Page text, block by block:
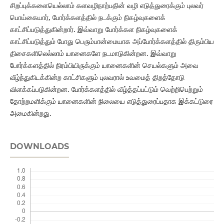
சிறப்புக்களையெல்லாம் களவழிநாற்பதின் வழி எடுத்துரைக்கும் புலவர்
பொய்கையார், போர்க்களத்தில் நடக்கும் நிகழ்வுகளைக்
காட்சிப்படுத்துகின்றார். இவ்வாறு போர்க்கள நிகழ்வுகளைக்
காட்சிப்படுத்தும் போது பெரும்பான்மையாக அப்போர்க்களத்தில் திரும்பிய
திசைகளிலெல்லாம் யானைகளே நடமாடுகின்றன. இவ்வாறு
போர்க்களத்தில் நிரம்பியிருக்கும் யானைகளின் செயல்களும் அவை
வீழ்ந்துகிடக்கின்ற காட்சிகளும் புலவரால் உவமைத் திறத்தோடு
விளக்கப்படுகின்றன. போர்க்களத்தில் வீழ்த்தப்பட்டும் வெற்றிபெற்றும்
தோற்றமளிக்கும் யானைகளின் நிலையை எடுத்துரைப்பதாக இக்கட்டுரை
அமைகின்றது.
DOWNLOADS